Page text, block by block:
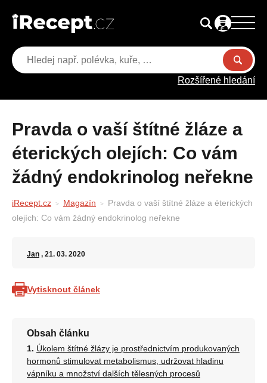
Rozšířené hledání
Pravda o vaší štítné žláze a
éterických olejích: Co vám
žádný endokrinolog neřekne
iRecept.cz Magazín
Pravda o vaší štítné žláze a éterických
olejích: Co vám žádný endokrinolog neřekne
Jan , 21. 03. 2020
Vytisknout článek
Obsah článku
Úkolem štítné žlázy je prostřednictvím produkovaných
hormonů stimulovat metabolismus, udržovat hladinu
vápníku a množství dalších tělesných procesů